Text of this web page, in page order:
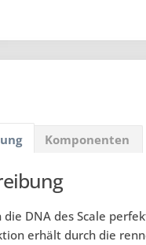
Komponenten
die DNA des Scale
erhält durch die